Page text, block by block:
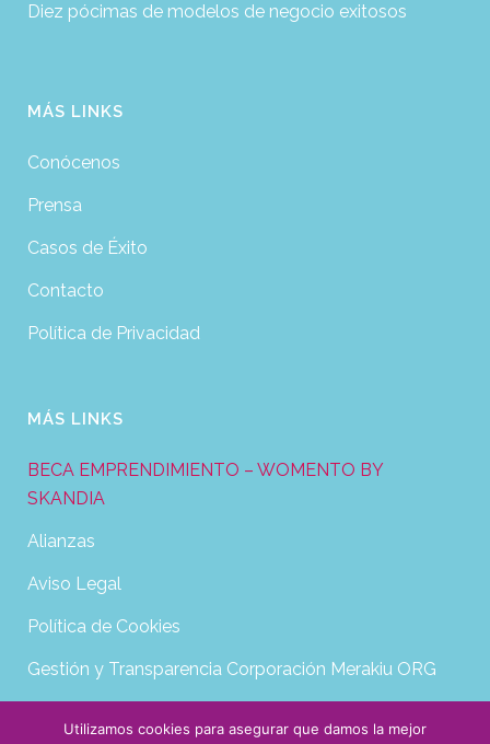
Diez pócimas de modelos de negocio exitosos
MÁS LINKS
Conócenos
Prensa
Casos de Éxito
Contacto
Política de Privacidad
MÁS LINKS
BECA EMPRENDIMIENTO – WOMENTO BY
SKANDIA
Alianzas
Aviso Legal
Política de Cookies
Gestión y Transparencia Corporación Merakiu ORG
Utilizamos cookies para asegurar que damos la mejor